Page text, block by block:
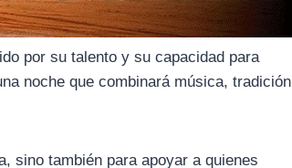
por su talento y su capacidad para
noche que combinará música, tradición
sino también para apoyar a quienes